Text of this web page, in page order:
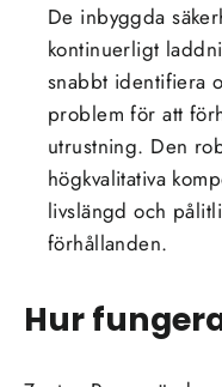
De inbyggda
kontinuerligt
snabbt identifiera
problem för att
utrustning. Den
högkvalitativa
livslängd och
förhållanden.
Hur